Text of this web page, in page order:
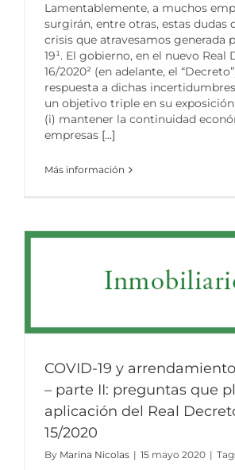
Lamentablemente, a muchos
surgirán, entre otras, estas dudas
crisis que atravesamos generada
19¹. El gobierno, en el nuevo Real
16/2020² (en adelante, el
respuesta a dichas
un objetivo triple en su
(i) mantener la continuidad
empresas [...]
Más información
COVID-19 y
– parte II: preguntas que
aplicación del Real
15/2020
By Marina Nicolas | 15 mayo 2020 |